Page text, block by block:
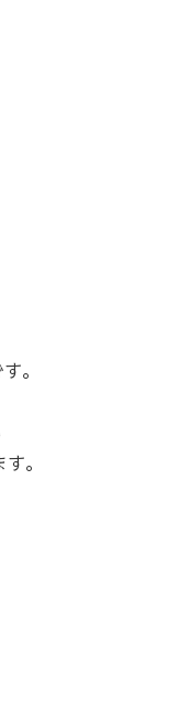
。
。